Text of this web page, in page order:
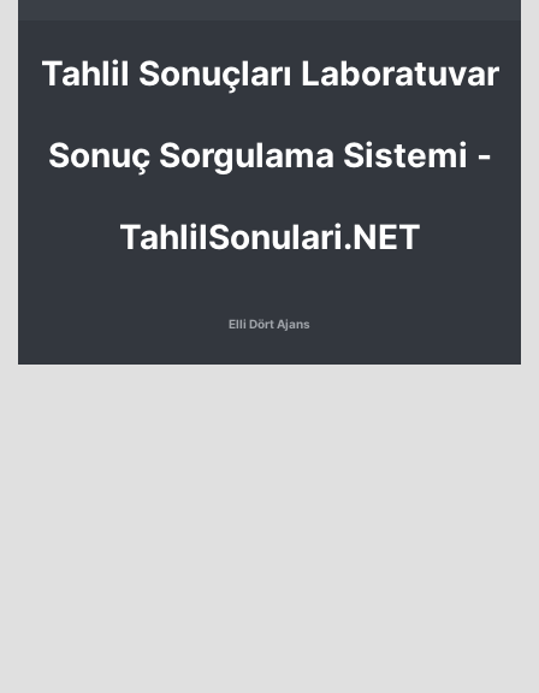
Tahlil Sonuçları Laboratuvar
Sonuç Sorgulama Sistemi -
TahlilSonulari.NET
Elli Dört Ajans